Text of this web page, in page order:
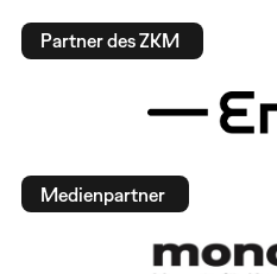
Partner des ZKM
Medienpartner